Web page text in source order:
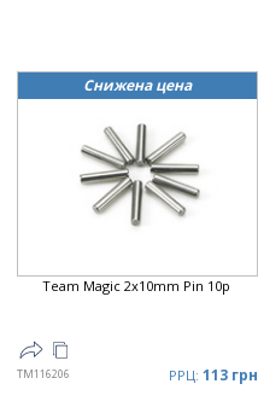
Снижена цена
Team Magic 2x10mm Pin 10p
TM116206 РРЦ: 113 грн